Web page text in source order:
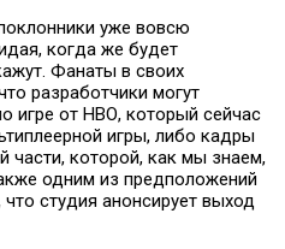
уже вовсю
когда же будет
Фанаты в своих
разработчики могут
игре от НВО, который сейчас
игры, либо кадры
части, которой, как мы знаем,
одним из предположений
студия анонсирует выход